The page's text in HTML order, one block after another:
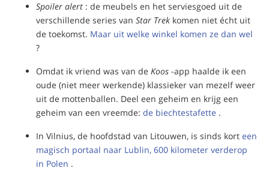
Spoiler alert : de meubels en het serviesgoed uit de
verschillende series van Star Trek komen niet écht uit
de toekomst. Maar uit welke winkel komen ze dan wel
?
Omdat ik vriend was van de Koos -app haalde ik een
oude (niet meer werkende) klassieker van mezelf weer
uit de mottenballen. Deel een geheim en krijg een
geheim van een vreemde: de biechtestafette .
In Vilnius, de hoofdstad van Litouwen, is sinds kort een
magisch portaal naar Lublin, 600 kilometer verderop
in Polen .